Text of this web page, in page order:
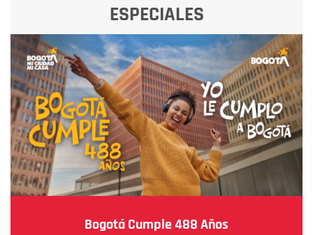
ESPECIALES
Bogotá Cumple 488 Años